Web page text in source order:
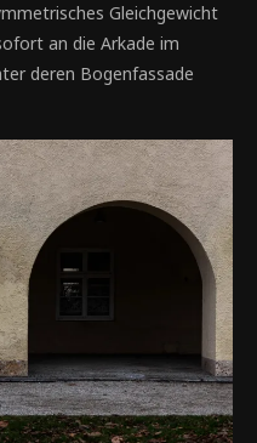
Gleichgewicht
an die Arkade im
deren Bogenfassade